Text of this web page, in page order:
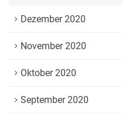
Dezember 2020
November 2020
Oktober 2020
September 2020